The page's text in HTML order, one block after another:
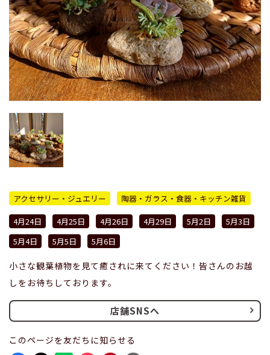
アクセサリー・ジュエリー
陶器・ガラス・食器・キッチン雑貨
4月24日
4月25日 4月26日 4月29日 5月2日
5月3日
5月4日
5月5日 5月6日
小さな観葉植物を見て癒されに来てください！皆さんのお越
しをお待ちしております。
店舗SNSへ
このページを友だちに知らせる